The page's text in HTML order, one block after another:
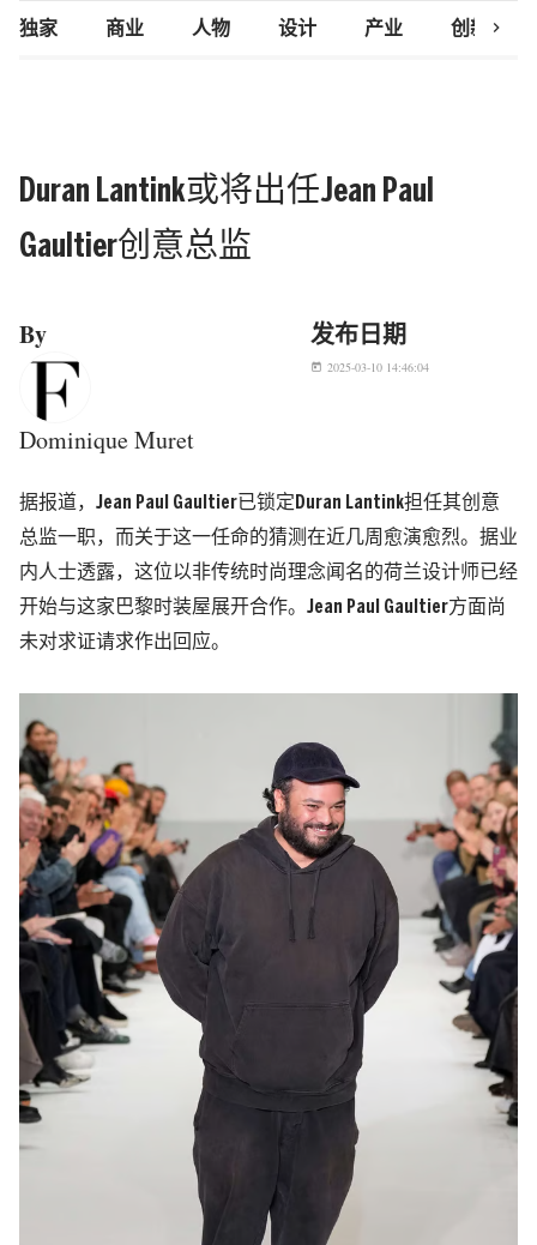
独家 商业 人物 设计 产业 创新研究
chevron_right
Duran Lantink或将出任Jean Paul
Gaultier创意总监
By
Dominique Muret
发布日期
today 2025-03-10 14:46:04
据报道，Jean Paul Gaultier已锁定Duran Lantink担任其创意
总监一职，而关于这一任命的猜测在近几周愈演愈烈。据业
内人士透露，这位以非传统时尚理念闻名的荷兰设计师已经
开始与这家巴黎时装屋展开合作。Jean Paul Gaultier方面尚
未对求证请求作出回应。